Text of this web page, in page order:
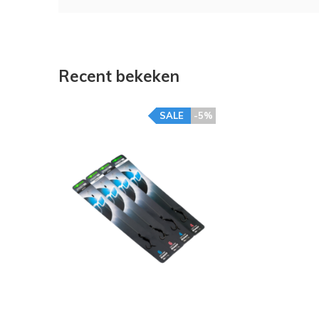
Recent bekeken
-5%
SALE